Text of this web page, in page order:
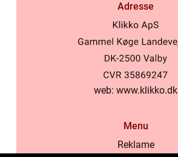
Adresse
web: www.klikko.dk
Menu
Reklame